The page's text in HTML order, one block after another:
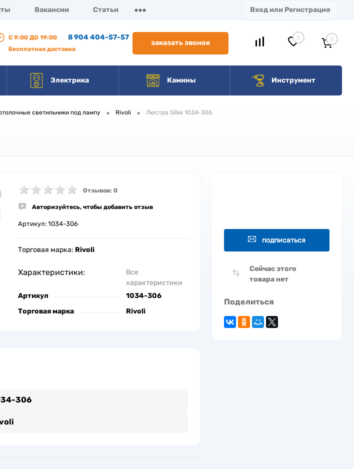
Вакансии Статьи Вход или Регистрация
С 9:00 ДО 19:00 8 904 404-57-57
Бесплатная доставка
заказать звонок
0 0
Электрика Камины Инструмент
светильники под лампу • Rivoli • Люстра Silke 1034-306
Отзывов: 0
Авторизуйтесь, чтобы добавить отзыв
Артикул: 1034-306
Торговая марка: Rivoli
Характеристики:
Все
характеристики
Артикул
1034-306
Торговая марка
Rivoli
306
подписаться
Сейчас этого
товара нет
Поделиться